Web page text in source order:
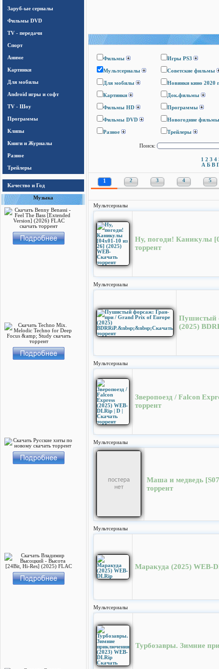
Заруб-ые сериалы
Фильмы DVD
TV - передачи
Спорт
Аниме
Картинки
Для мобилы
Android игры и софт
TV - Шоу
Программы
Клипы
Книги и Журналы
Разное
Трейлеры
Качество и Год
Музыка
Фильмы Игры PS3
Мультсериалы Cоветские фильмы
Для мобилы Новинки кино 2020
Картинки Док.фильмы
Фильмы HD Программы
Фильмы DVD Новогодние фильмы
Разное Трейлеры
Поиск:
1 2 3 4
А Б В
1 2 3 4 5
Мультсериалы
Ну, погоди! Каникулы
торрент
Мультсериалы
Пушистый
(2025)
Мультсериалы
Зверопоезд / Falcon
торрент
Мультсериалы
Маша и медведь
торрент
Мультсериалы
Маракуда (2025) WEB-
Мультсериалы
Турбозавры. Зимние